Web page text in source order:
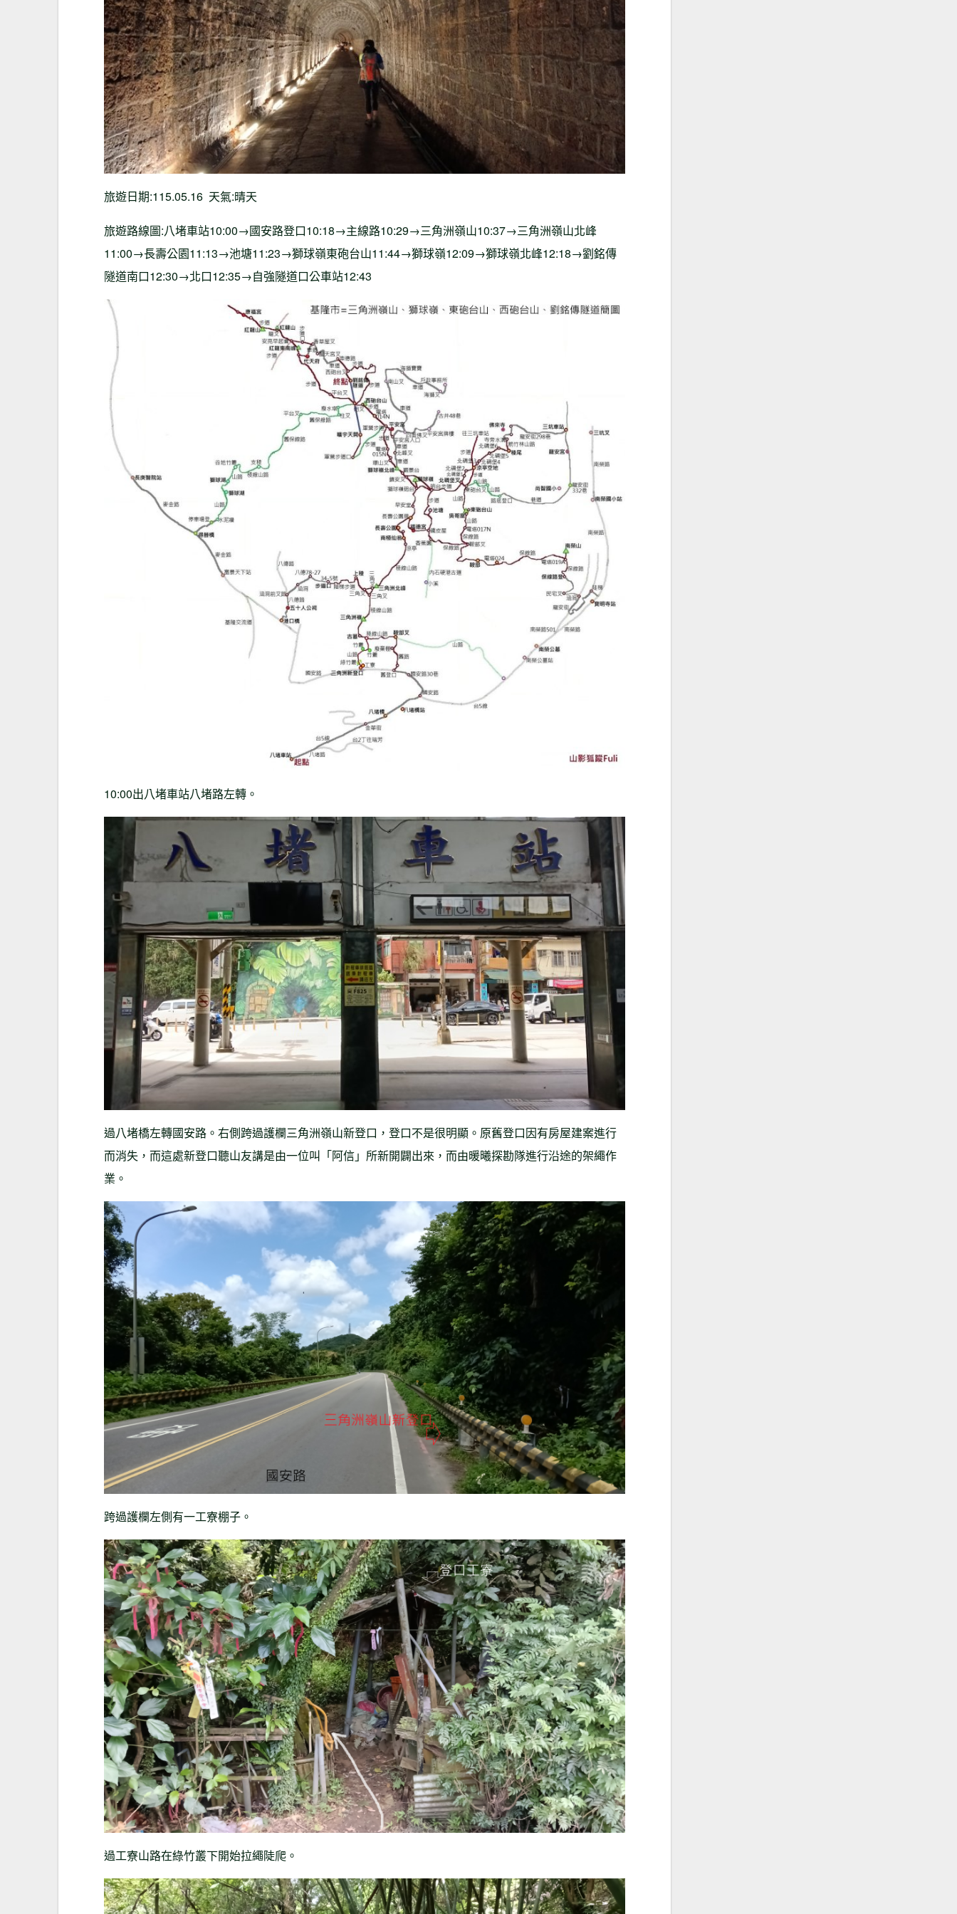
旅遊日期:115.05.16 天氣:晴天
旅遊路線圖:八堵車站10:00→國安路登口10:18→主線路10:29→三角洲嶺山10:37→三角洲嶺山北峰
11:00→長壽公園11:13→池塘11:23→獅球嶺東砲台山11:44→獅球嶺12:09→獅球嶺北峰12:18→劉銘傳
隧道南口12:30→北口12:35→自強隧道口公車站12:43
10:00出八堵車站八堵路左轉。
過八堵橋左轉國安路。右側跨過護欄三角洲嶺山新登口，登口不是很明顯。原舊登口因有房屋建案進行
而消失，而這處新登口聽山友講是由一位叫「阿信」所新開闢出來，而由暖曦探勘隊進行沿途的架繩作
業。
跨過護欄左側有一工寮棚子。
過工寮山路在綠竹叢下開始拉繩陡爬。